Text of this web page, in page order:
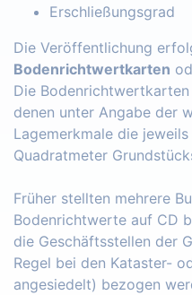
Erschließungsgrad
Die Veröffentlichung
Bodenrichtwertkarten
Die
denen unter Angabe der
Lagemerkmale die
Quadratmeter
Früher stellten mehrere
Bodenrichtwerte auf CD
die Geschäftsstellen der
Regel bei den Kataster-
angesiedelt) bezogen